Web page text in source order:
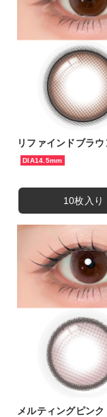
リファインドブラウ
DIA14.5mm
10枚入り
メルティングピンク